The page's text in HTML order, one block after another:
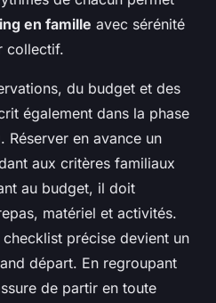
en famille avec sérénité
collectif.
du budget et des
également dans la phase
en avance un
aux critères familiaux
au budget, il doit
matériel et activités.
précise devient un
départ. En regroupant
de partir en toute